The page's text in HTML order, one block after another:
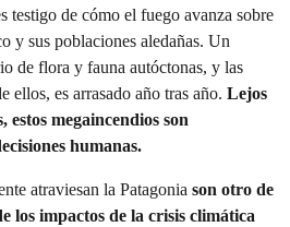
testigo de cómo el fuego avanza sobre
y sus poblaciones aledañas. Un
de flora y fauna autóctonas, y las
ellos, es arrasado año tras año. Lejos
estos megaincendios son
humanas.
atraviesan la Patagonia son otro de
los impactos de la crisis climática